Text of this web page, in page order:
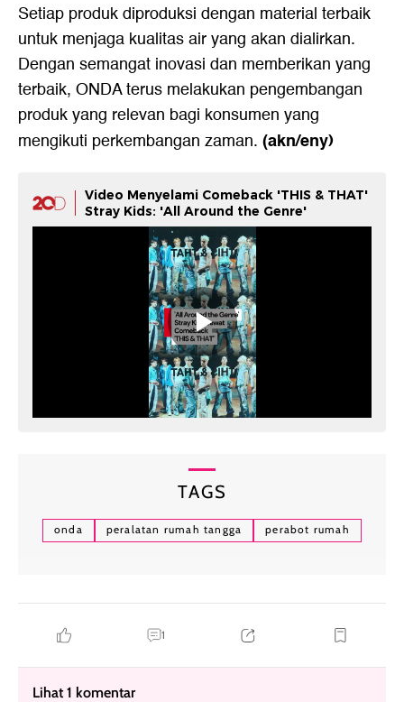
Setiap produk diproduksi dengan material terbaik
untuk menjaga kualitas air yang akan dialirkan.
Dengan semangat inovasi dan memberikan yang
terbaik, ONDA terus melakukan pengembangan
produk yang relevan bagi konsumen yang
mengikuti perkembangan zaman. (akn/eny)
Video Menyelami Comeback 'THIS & THAT'
Stray Kids: 'All Around the Genre'
TAGS
onda peralatan rumah tangga perabot rumah
1
Lihat 1 komentar